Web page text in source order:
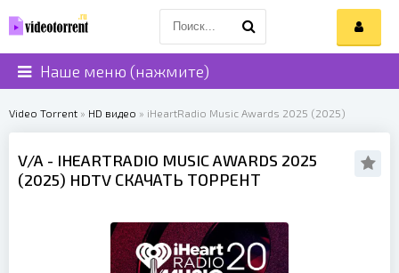
Наше меню (нажмите)
Video Torrent » HD видео » iHeartRadio Music Awards 2025 (2025)
V/A - IHEARTRADIO MUSIC AWARDS 2025
(2025) HDTV СКАЧАТЬ ТОРРЕНТ